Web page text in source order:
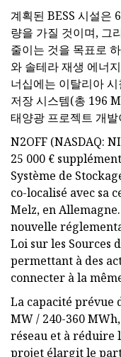
계획된 BESS 시설은
량을 가질 것이며, 그
줄이는 것을 목표로
와 솔테라 재생 에너
너십에는 이탈리아
저장 시스템(총 196
태양광 프로젝트 개
N2OFF (NASDAQ:
25 000 €
Système de
co-localisé avec sa
Melz, en
nouvelle
Loi sur les Sources
permettant à des
connecter à la
La capacité prévue
MW / 240-360
réseau et à réduire
projet élargit le